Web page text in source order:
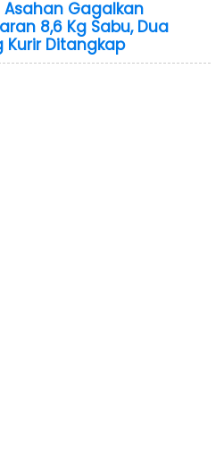
Asahan Gagalkan
8,6 Kg Sabu, Dua
Kurir Ditangkap